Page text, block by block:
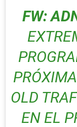
FW:
OLD
EN EL